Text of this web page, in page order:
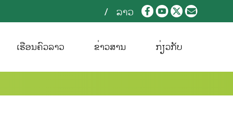
ລາວ
ເຮືອນຄົວລາວ ຂ່າວສານ ກ່ຽວກັບ